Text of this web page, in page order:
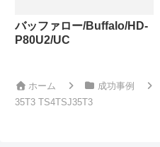
バッファロー/Buffalo/HD-
P80U2/UC
ホーム 成功事例
35T3 TS4TSJ35T3